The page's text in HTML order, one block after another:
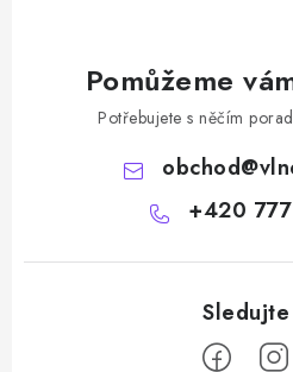
Pomůžeme
Potřebujete s něčím
obchod@
+420